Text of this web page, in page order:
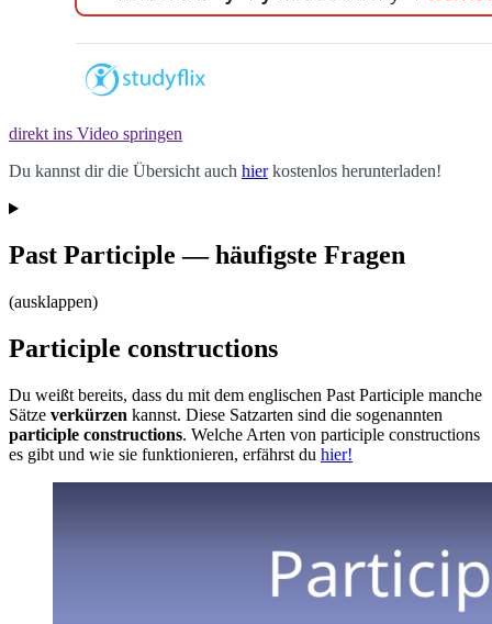
direkt ins Video springen
Du kannst dir die Übersicht auch hierkostenlos herunterladen!
Past Participle — häufigste Fragen
(ausklappen)
Participle constructions
Du weißt bereits, dass du mit dem englischen Past Participle manche
Sätze verkürzen kannst. Diese Satzarten sind die sogenannten
participle constructions. Welche Arten von participle constructions
es gibt und wie sie funktionieren, erfährst du hier!